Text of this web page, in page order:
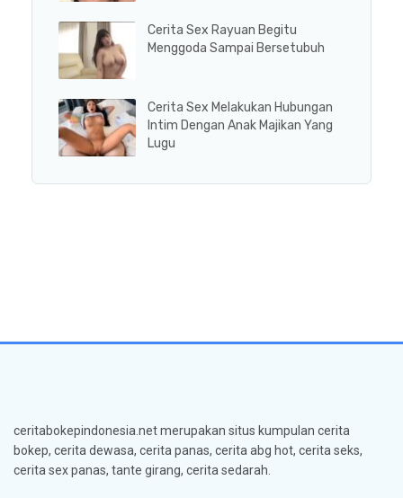
Cerita Sex Rayuan Begitu
Menggoda Sampai Bersetubuh
Cerita Sex Melakukan Hubungan
Intim Dengan Anak Majikan Yang
Lugu
ceritabokepindonesia.net merupakan situs kumpulan cerita
bokep, cerita dewasa, cerita panas, cerita abg hot, cerita seks,
cerita sex panas, tante girang, cerita sedarah.